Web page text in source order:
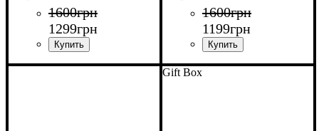
1600грн
1299грн
1600грн
1199грн
Gift Box